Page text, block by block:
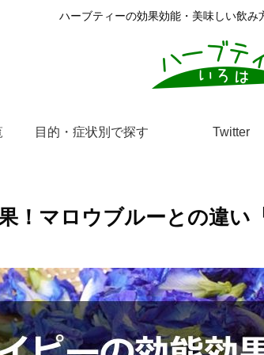
ハーブティーの効果効能・美味しい飲み
目的・症状別で探す Twitter
！マロウブルーとの違い